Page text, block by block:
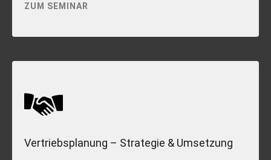
ZUM SEMINAR
Vertriebsplanung – Strategie & Umsetzung